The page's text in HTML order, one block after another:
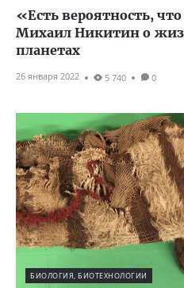
«Есть вероятность,
Михаил Никитин о
планетах
26 января 2022 5 740 0
БИОЛОГИЯ, БИОТЕХНОЛОГИИ